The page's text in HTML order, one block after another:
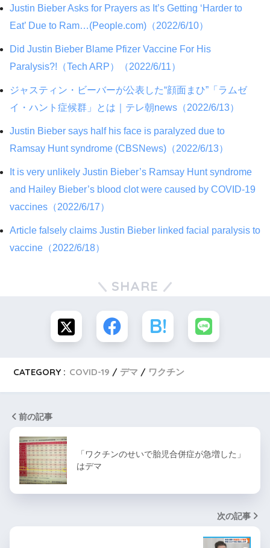
Justin Bieber Asks for Prayers as It’s Getting ‘Harder to
Eat’ Due to Ram…(People.com)（2022/6/10）
Did Justin Bieber Blame Pfizer Vaccine For His
Paralysis?!（Tech ARP）（2022/6/11）
ジャスティン・ビーバーが公表した“顔面まひ”「ラムゼ
イ・ハント症候群」とは｜テレ朝news（2022/6/13）
Justin Bieber says half his face is paralyzed due to
Ramsay Hunt syndrome (CBSNews)（2022/6/13）
It is very unlikely Justin Bieber’s Ramsay Hunt syndrome
and Hailey Bieber’s blood clot were caused by COVID-19
vaccines（2022/6/17）
Article falsely claims Justin Bieber linked facial paralysis to
vaccine（2022/6/18）
SHARE
CATEGORY : COVID-19 デマ ワクチン
前の記事
「ワクチンのせいで胎児合併症が急増した」
はデマ
次の記事